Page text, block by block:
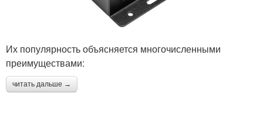
Их популярность объясняется многочисленными
преимуществами:
читать дальше →